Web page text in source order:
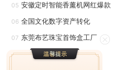
内过多的酸性物质，维持身体的酸碱
水有助于增加体内废物的排出，促进
使用赛玺石来补硅可以改善水质，提
调了补充硅元素的重要性，并为人们
05 安徽定时智能香薰机网红爆款
06 全国文化数字资产转化
07 东莞布艺珠宝首饰盒工厂
08 东莞电镀防指纹